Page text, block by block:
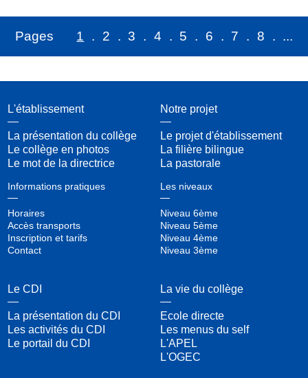
1 2 3 4 5 6 7 8
L'établissement
La présentation du collège
Le collège en photos
Le mot de la directrice
Informations pratiques
Horaires
Accès transports
Inscription et tarifs
Contact
Notre projet
Le projet d'établissement
La filière bilingue
La pastorale
Les niveaux
Niveau 6ème
Niveau 5ème
Niveau 4ème
Niveau 3ème
Le CDI
La présentation du CDI
Les activités du CDI
Le portail du CDI
La vie du collège
Ecole directe
Les menus du self
L'APEL
L'OGEC